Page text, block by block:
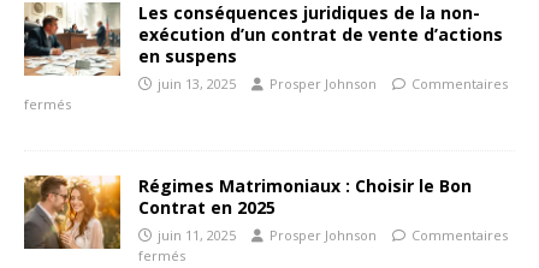
Les conséquences juridiques de la non-
exécution d’un contrat de vente d’actions
en suspens
juin 13, 2025 Prosper Johnson
Commentaires
fermés
Régimes Matrimoniaux : Choisir le Bon
Contrat en 2025
juin 11, 2025 Prosper Johnson
Commentaires
fermés